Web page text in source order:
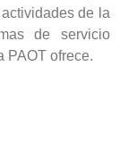
de la
de servicio
PAOT ofrece.